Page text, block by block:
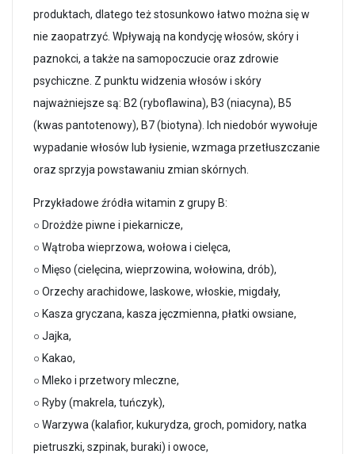
produktach, dlatego też stosunkowo łatwo można się w
nie zaopatrzyć. Wpływają na kondycję włosów, skóry i
paznokci, a także na samopoczucie oraz zdrowie
psychiczne. Z punktu widzenia włosów i skóry
najważniejsze są: B2 (ryboflawina), B3 (niacyna), B5
(kwas pantotenowy), B7 (biotyna). Ich niedobór wywołuje
wypadanie włosów lub łysienie, wzmaga przetłuszczanie
oraz sprzyja powstawaniu zmian skórnych.
Przykładowe źródła witamin z grupy B:
○ Drożdże piwne i piekarnicze,
○ Wątroba wieprzowa, wołowa i cielęca,
○ Mięso (cielęcina, wieprzowina, wołowina, drób),
○ Orzechy arachidowe, laskowe, włoskie, migdały,
○ Kasza gryczana, kasza jęczmienna, płatki owsiane,
○ Jajka,
○ Kakao,
○ Mleko i przetwory mleczne,
○ Ryby (makrela, tuńczyk),
○ Warzywa (kalafior, kukurydza, groch, pomidory, natka
pietruszki, szpinak, buraki) i owoce,